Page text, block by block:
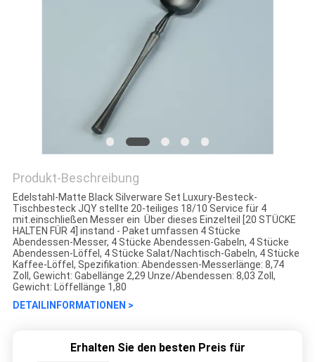
Produkt-Beschreibung
Edelstahl-Matte Black Silverware Set Luxury-Besteck-
Tischbesteck JQY stellte 20-teiliges 18/10 Service für 4
mit.einschließen Messer ein Über dieses Einzelteil [20 STÜCKE
HALTEN FÜR 4] instand - Paket umfassen 4 Stücke
Abendessen-Messer, 4 Stücke Abendessen-Gabeln, 4 Stücke
Abendessen-Löffel, 4 Stücke Salat/Nachtisch-Gabeln, 4 Stücke
Kaffee-Löffel, Spezifikation: Abendessen-Messerlänge: 8,74
Zoll, Gewicht: Gabellänge 2,29 Unze/Abendessen: 8,03 Zoll,
Gewicht: Löffellänge 1,80
DETAILINFORMATIONEN >
Erhalten Sie den besten Preis für